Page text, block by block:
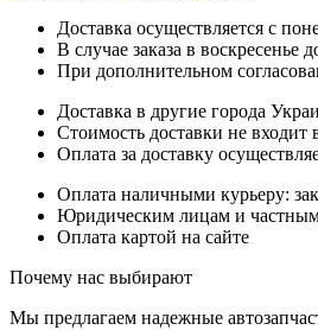
Доставка осуществляется с
В случае заказа в воскресенье
При дополнительном
Доставка в другие города
Стоимость доставки не входит
Оплата за доставку
Оплата наличными курьеру:
Юридическим лицам и частным
Оплата картой на сайте
Почему нас выбирают
Мы предлагаем надежные